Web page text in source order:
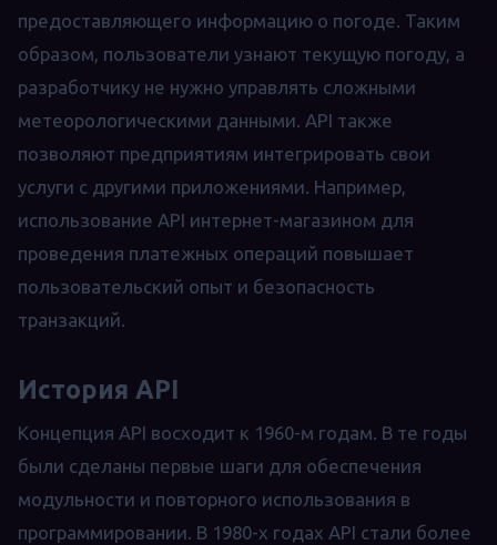
предоставляющего информацию о погоде. Таким
образом, пользователи узнают текущую погоду, а
разработчику не нужно управлять сложными
метеорологическими данными. API также
позволяют предприятиям интегрировать свои
услуги с другими приложениями. Например,
использование API интернет-магазином для
проведения платежных операций повышает
пользовательский опыт и безопасность
транзакций.
История API
Концепция API восходит к 1960-м годам. В те годы
были сделаны первые шаги для обеспечения
модульности и повторного использования в
программировании. В 1980-х годах API стали более